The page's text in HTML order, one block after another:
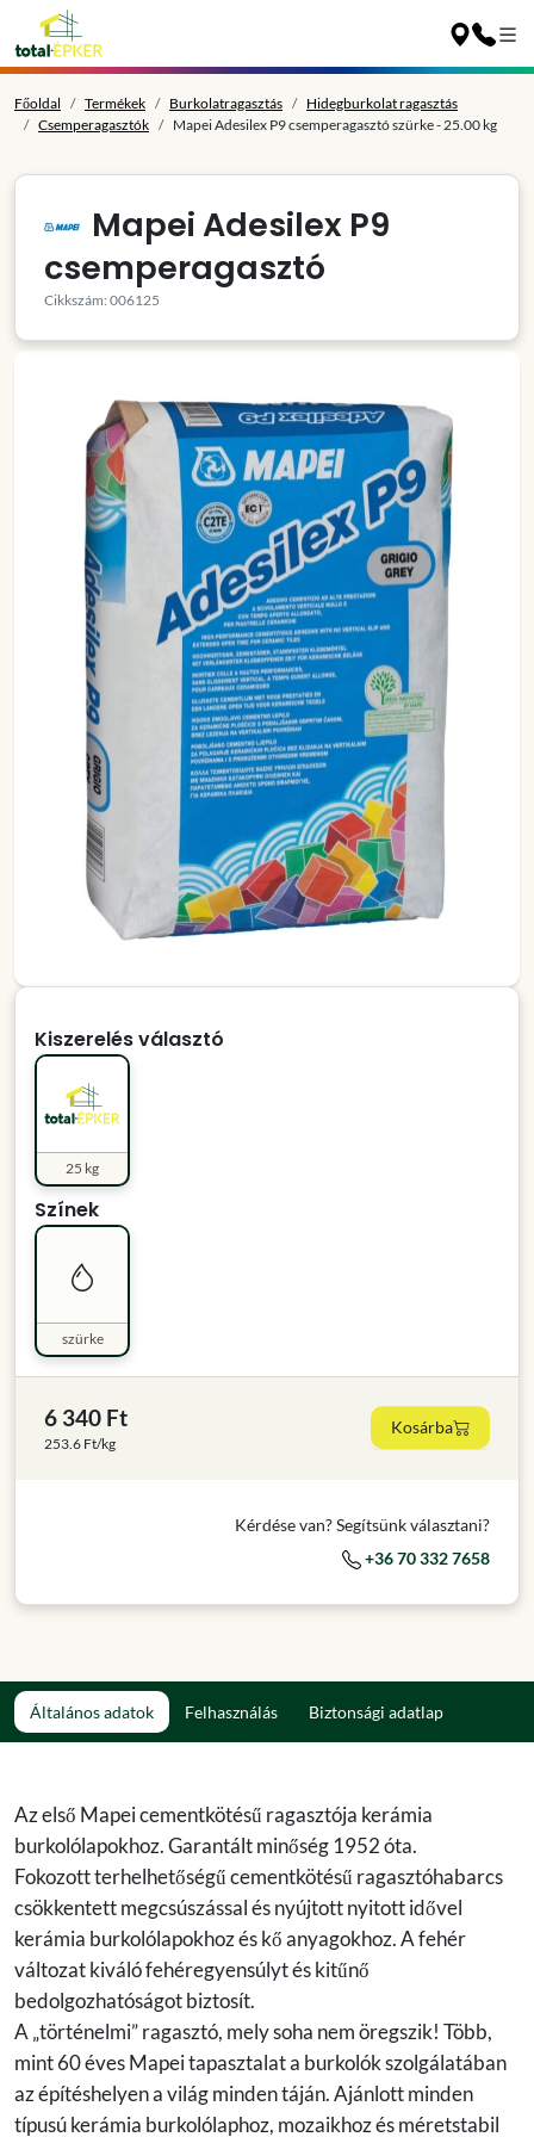
Főoldal Termékek Burkolatragasztás
Hidegburkolat ragasztás
Csemperagasztók
Mapei Adesilex P9 csemperagasztó szürke - 25.00 kg
Mapei Adesilex P9
csemperagasztó
Cikkszám: 006125
Kiszerelés választó
25 kg
Színek
szürke
6 340 Ft
253.6 Ft/kg
Kosárba
Kérdése van? Segítsünk választani?
+36 70 332 7658
Általános adatok Felhasználás Biztonsági adatlap
Az első Mapei cementkötésű ragasztója kerámia
burkolólapokhoz. Garantált minőség 1952 óta.
Fokozott terhelhetőségű cementkötésű ragasztóhabarcs
csökkentett megcsúszással és nyújtott nyitott idővel
kerámia burkolólapokhoz és kő anyagokhoz. A fehér
változat kiváló fehéregyensúlyt és kitűnő
bedolgozhatóságot biztosít.
A „történelmi” ragasztó, mely soha nem öregszik! Több,
mint 60 éves Mapei tapasztalat a burkolók szolgálatában
az építéshelyen a világ minden táján. Ajánlott minden
típusú kerámia burkolólaphoz, mozaikhoz és méretstabil